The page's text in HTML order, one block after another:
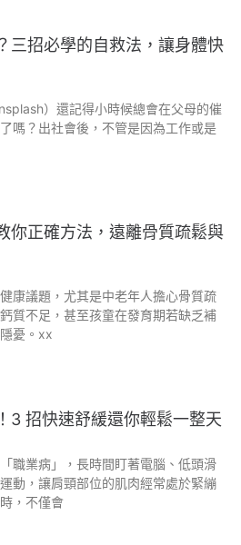
三招必學的自救法，讓身體快
）還記得小時候總會在父母的催
嗎？出社會後，不管是因為工作或是
你正確方法，遠離骨質疏鬆與
康議題，尤其是中老年人擔心骨質疏
質不足，甚至孩童在發育期若缺乏補
憂。xx
3 招快速舒緩還你輕鬆一整天
職業病」，長時間盯著電腦、低頭滑
動，讓肩頸部位的肌肉經常處於緊繃
，不僅會